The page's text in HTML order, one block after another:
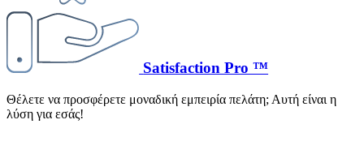
Satisfaction Pro ™
Θέλετε να προσφέρετε μοναδική εμπειρία πελάτη; Αυτή είναι η
λύση για εσάς!